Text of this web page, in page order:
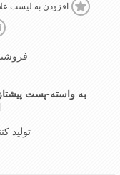
افزودن به لیست
تولید